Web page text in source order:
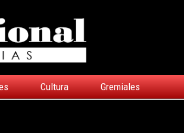
Cultura Gremiales